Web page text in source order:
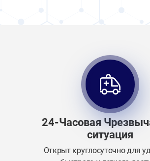
24-Часовая
ситуация
Открыт круглосуточно для